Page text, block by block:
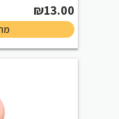
₪13.00